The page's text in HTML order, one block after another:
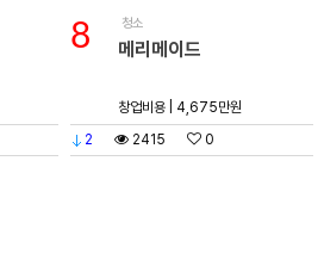
8 청소
메리메이드
창업비용 | 4,675만원
2
2415 0